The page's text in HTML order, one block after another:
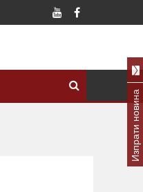
Изпрати новина